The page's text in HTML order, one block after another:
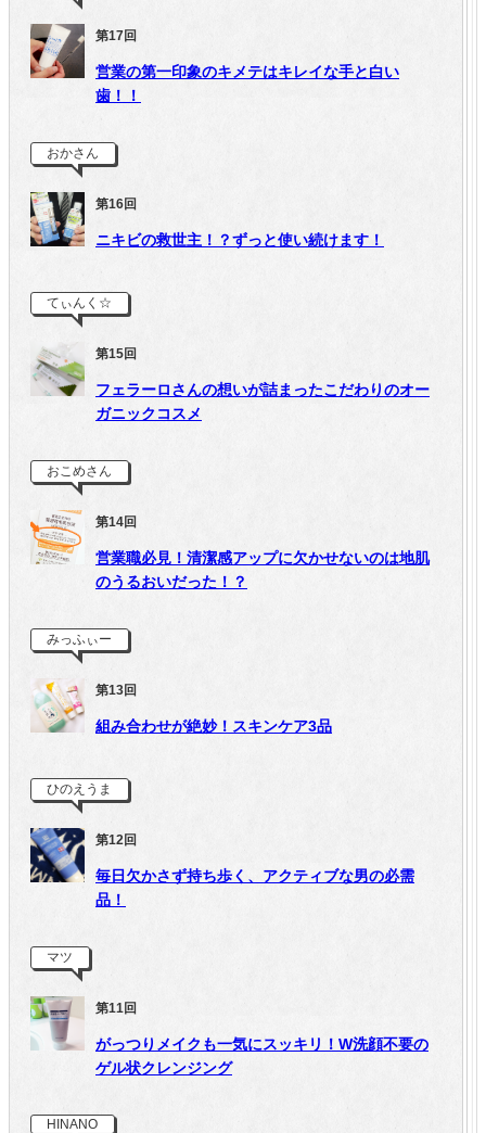
第17回
営業の第一印象のキメテはキレイな手と白い
歯！！
おかさん
第16回
ニキビの救世主！？ずっと使い続けます！
てぃんく☆
第15回
フェラーロさんの想いが詰まったこだわりのオー
ガニックコスメ
おこめさん
第14回
営業職必見！清潔感アップに欠かせないのは地肌
のうるおいだった！？
みっふぃー
第13回
組み合わせが絶妙！スキンケア3品
ひのえうま
第12回
毎日欠かさず持ち歩く、アクティブな男の必需
品！
マツ
第11回
がっつりメイクも一気にスッキリ！W洗顔不要の
ゲル状クレンジング
HINANO